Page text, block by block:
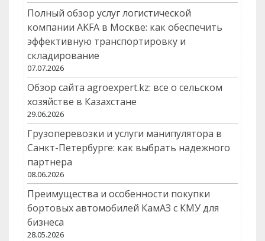
Полный обзор услуг логистической
компании AKFA в Москве: как обеспечить
эффективную транспортировку и
складирование
07.07.2026
Обзор сайта agroexpert.kz: все о сельском
хозяйстве в Казахстане
29.06.2026
Грузоперевозки и услуги манипулятора в
Санкт-Петербурге: как выбрать надежного
партнера
08.06.2026
Преимущества и особенности покупки
бортовых автомобилей КамАЗ с КМУ для
бизнеса
28.05.2026